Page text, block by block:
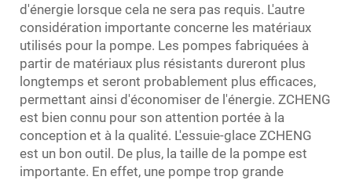
d'énergie lorsque cela ne sera pas requis. L'autre
considération importante concerne les matériaux
utilisés pour la pompe. Les pompes fabriquées à
partir de matériaux plus résistants dureront plus
longtemps et seront probablement plus efficaces,
permettant ainsi d'économiser de l'énergie. ZCHENG
est bien connu pour son attention portée à la
conception et à la qualité. L'essuie-glace ZCHENG
est un bon outil. De plus, la taille de la pompe est
importante. En effet, une pompe trop grande